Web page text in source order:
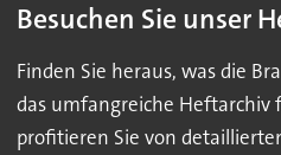
Besuchen Sie unser
Finden Sie heraus, was die
das umfangreiche Heftarchiv
profitieren Sie von